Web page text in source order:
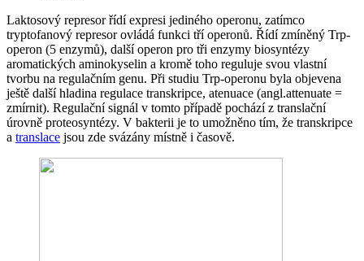
Laktosový represor řídí expresi jediného operonu, zatímco
tryptofanový represor ovládá funkci tří operonů. Řídí zmíněný Trp-
operon (5 enzymů), další operon pro tři enzymy biosyntézy
aromatických aminokyselin a kromě toho reguluje svou vlastní
tvorbu na regulačním genu. Při studiu Trp-operonu byla objevena
ještě další hladina regulace transkripce, atenuace (angl.attenuate =
zmírnit). Regulační signál v tomto případě pochází z translační
úrovně proteosyntézy. V bakterii je to umožněno tím, že transkripce
a translace jsou zde svázány místně i časově.